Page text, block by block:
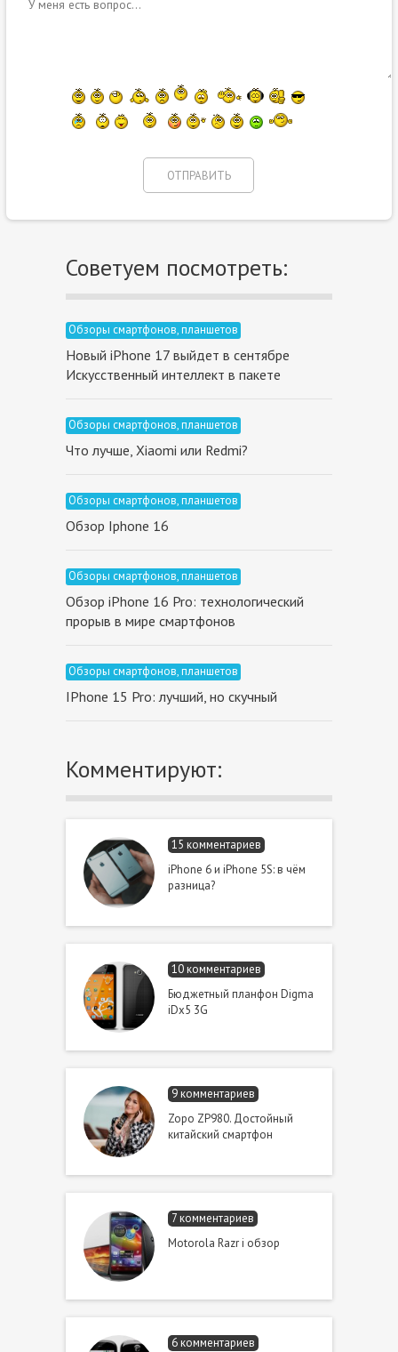
Советуем посмотреть:
Обзоры смартфонов, планшетов
Новый iPhone 17 выйдет в сентябре
Искусственный интеллект в пакете
Обзоры смартфонов, планшетов
Что лучше, Xiaomi или Redmi?
Обзоры смартфонов, планшетов
Обзор Iphone 16
Обзоры смартфонов, планшетов
Обзор iPhone 16 Pro: технологический
прорыв в мире смартфонов
Обзоры смартфонов, планшетов
IPhone 15 Pro: лучший, но cкучный
Комментируют:
15 комментариев
iPhone 6 и iPhone 5S: в чём
разница?
10 комментариев
Бюджетный планфон Digma
iDx5 3G
9 комментариев
Zopo ZP980. Достойный
китайский смартфон
7 комментариев
Motorola Razr i обзор
6 комментариев